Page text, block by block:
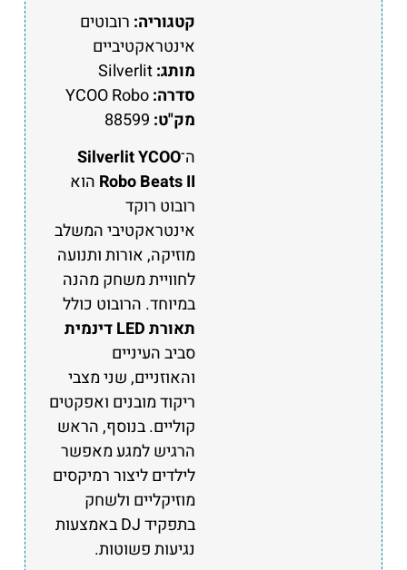
קטגוריה: רובוטים
אינטראקטיביים
מותג:Silverlit
סדרה:YCOO Robo
מק"ט:
ה־Silverlit YCOO
Robo Beats II הוא
רובוט רוקד
אינטראקטיבי המשלב
מוזיקה, אורות ותנועה
לחוויית משחק מהנה
במיוחד. הרובוט כולל
תאורת LED דינמית
סביב העיניים
והאוזניים, שני מצבי
ריקוד מובנים ואפקטים
קוליים. בנוסף, הראש
הרגיש למגע מאפשר
לילדים ליצור רמיקסים
מוזיקליים ולשחק
בתפקיד DJ באמצעות
נגיעות פשוטות.